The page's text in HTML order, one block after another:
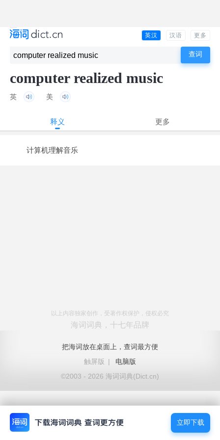
英汉 汉语 更多
computer realized music
英 美
释义 更多
计算机理解音乐
以上内容独家创作，受著作权保护，侵权必究
海词词典，十七年品牌
把海词放在桌面上，查词最方便
触屏版
|
电脑版
©2003 - 2026 海词词典(Dict.cn)
立即下载
立即下载